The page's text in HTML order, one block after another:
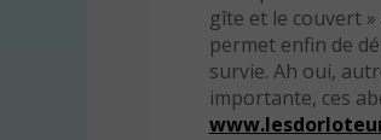
gîte et le couvert
permet enfin de
survie. Ah oui,
importante, ces